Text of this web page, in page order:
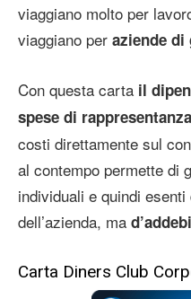
viaggiano molto per
viaggiano per aziende
Con questa carta il
spese di rappresentanza
costi direttamente sul
al contempo permette di
individuali e quindi
dell’azienda, ma
Carta Diners Club